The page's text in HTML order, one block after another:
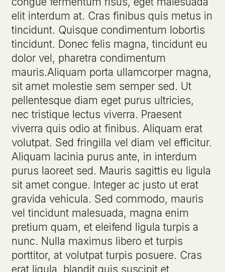
elit interdum at. Cras finibus quis metus in
tincidunt. Quisque condimentum lobortis
tincidunt. Donec felis magna, tincidunt eu
dolor vel, pharetra condimentum
mauris.Aliquam porta ullamcorper magna,
sit amet molestie sem semper sed. Ut
pellentesque diam eget purus ultricies,
nec tristique lectus viverra. Praesent
viverra quis odio at finibus. Aliquam erat
volutpat. Sed fringilla vel diam vel efficitur.
Aliquam lacinia purus ante, in interdum
purus laoreet sed. Mauris sagittis eu ligula
sit amet congue. Integer ac justo ut erat
gravida vehicula. Sed commodo, mauris
vel tincidunt malesuada, magna enim
pretium quam, et eleifend ligula turpis a
nunc. Nulla maximus libero et turpis
porttitor, at volutpat turpis posuere. Cras
erat ligula, blandit quis suscipit et,